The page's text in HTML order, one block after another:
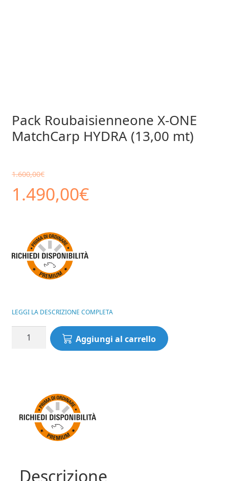
Pack Roubaisienneone X-ONE
MatchCarp HYDRA (13,00 mt)
1.600,00€
Il
originale
era:
1.600,00€.
1.490,00€Il
1.490,00€.
LEGGI LA DESCRIZIONE COMPLETA
Pack
Roubaisienneone
mt)
quantità
Aggiungi al carrello
Descrizione